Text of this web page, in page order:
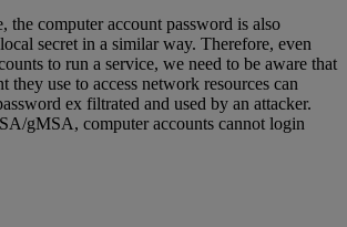
the computer account password is also
secret in a similar way. Therefore, even
to run a service, we need to be aware that
they use to access network resources can
ex filtrated and used by an attacker.
gMSA, computer accounts cannot login